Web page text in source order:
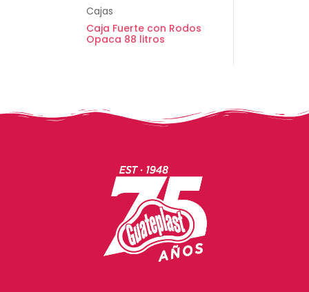
Cajas
Caja Fuerte con Rodos
Opaca 88 litros